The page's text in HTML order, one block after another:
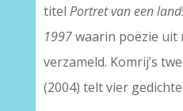
titel Portret van een
1997waarin poëzie uit
verzameld. Komrij’s
(2004) telt vier